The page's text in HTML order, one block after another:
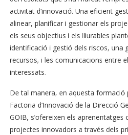
activitat d’innovació. Una eficient
alinear, planificar i gestionar els
els seus objectius i els lliurables
identificació i gestió dels riscos, una
recursos, i les comunicacions entre
interessats.
De tal manera, en aquesta formació
Factoria d’Innovació de la Direcció
GOIB, s’ofereixen els aprenentatges
projectes innovadors a través dels